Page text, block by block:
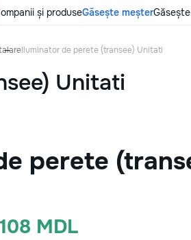
și produseGăsește meșter
Iluminator de perete (transee) Unitati
Unitati
perete
MDL